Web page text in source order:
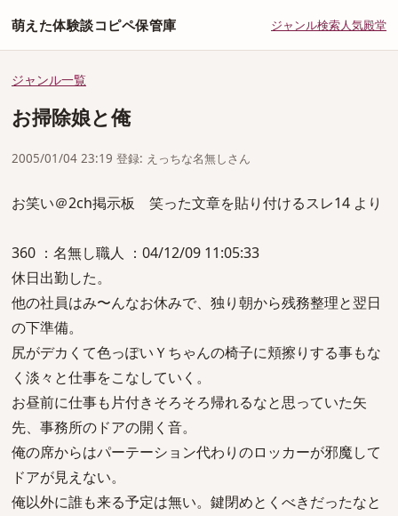
萌えた体験談コピペ保管庫 ジャンル検索人気殿堂
ジャンル一覧
お掃除娘と俺
2005/01/04 23:19 登録: えっちな名無しさん
お笑い＠2ch掲示板 笑った文章を貼り付けるスレ14 より
360 ：名無し職人 ：04/12/09 11:05:33
休日出勤した。
他の社員はみ〜んなお休みで、独り朝から残務整理と翌日
の下準備。
尻がデカくて色っぽいＹちゃんの椅子に頬擦りする事もな
く淡々と仕事をこなしていく。
お昼前に仕事も片付きそろそろ帰れるなと思っていた矢
先、事務所のドアの開く音。
俺の席からはパーテーション代わりのロッカーが邪魔して
ドアが見えない。
俺以外に誰も来る予定は無い。鍵閉めとくべきだったなと